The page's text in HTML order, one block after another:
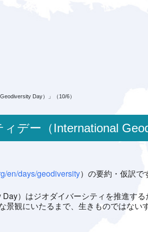
Day）」（10/6）
ティデー（International
en/days/geodiversity）の要約・仮訳で
）はジオダイバーシティを推進す
観にいたるまで、生きものではな